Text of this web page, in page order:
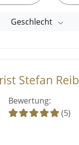
Geschlecht
Stefan
Bewertung:
(5)